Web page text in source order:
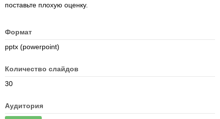
поставьте плохую оценку.
Формат
pptx (powerpoint)
Количество слайдов
30
Аудитория